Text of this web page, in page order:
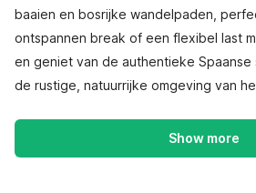
baaien en bosrijke wandelpaden,
ontspannen break of een flexibel last
en geniet van de authentieke Spaanse
de rustige, natuurrijke omgeving van
Show more